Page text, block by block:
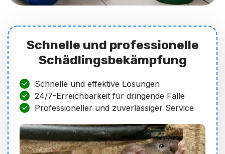
Schnelle und professionelle
Schädlingsbekämpfung
Schnelle und effektive Lösungen
24/7-Erreichbarkeit für dringende Fälle
Professioneller und zuverlässiger Service